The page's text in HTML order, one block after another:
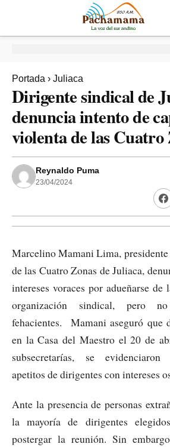
Portada › Juliaca
Dirigente sindical de
denuncia intento de
violenta de las Cuatro
Reynaldo Puma
23/04/2024
Marcelino Mamani Lima,
de las Cuatro Zonas de Juliaca,
intereses voraces por adueñarse
organización sindical, pero
fehacientes. Mamani aseguró que
en la Casa del Maestro el 20 de
subsecretarías, se
apetitos de dirigentes con intereses
Ante la presencia de personas
la mayoría de dirigentes
postergar la reunión. Sin